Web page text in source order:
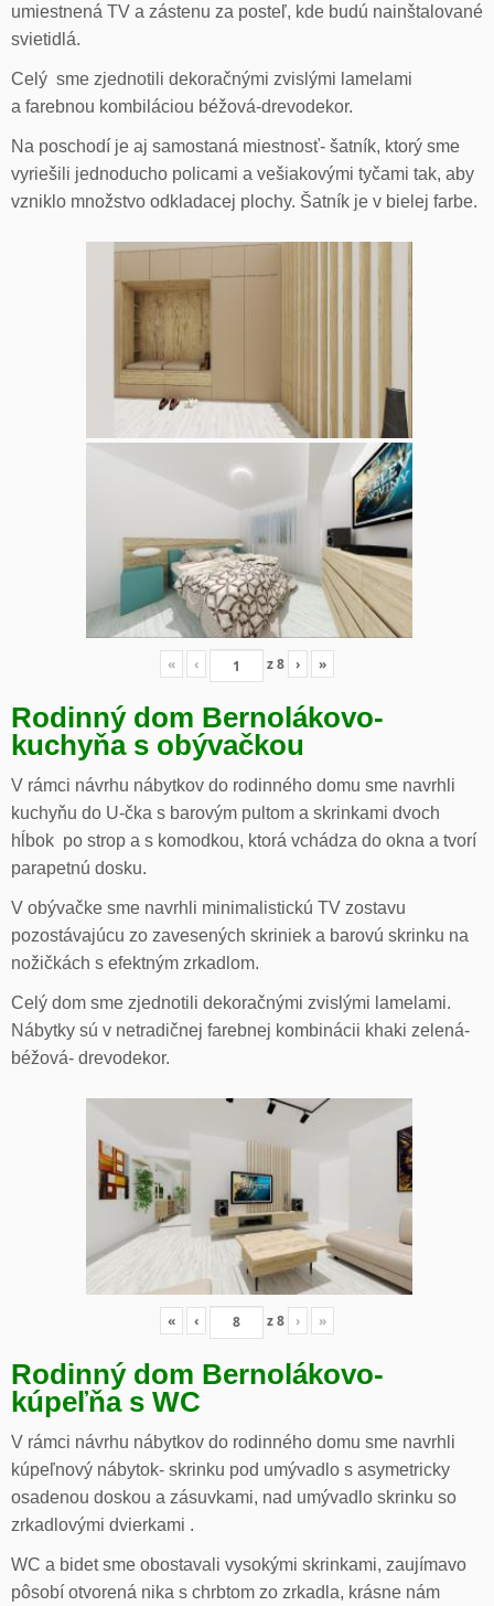
umiestnená TV a zástenu za posteľ, kde budú nainštalované
svietidlá.
Celý sme zjednotili dekoračnými zvislými lamelami
a farebnou kombiláciou béžová-drevodekor.
Na poschodí je aj samostaná miestnosť- šatník, ktorý sme
vyriešili jednoducho policami a vešiakovými tyčami tak, aby
vzniklo množstvo odkladacej plochy. Šatník je v bielej farbe.
« ‹ z8 › »
Rodinný dom Bernolákovo-
kuchyňa s obývačkou
V rámci návrhu nábytkov do rodinného domu sme navrhli
kuchyňu do U-čka s barovým pultom a skrinkami dvoch
hĺbok po strop a s komodkou, ktorá vchádza do okna a tvorí
parapetnú dosku.
V obývačke sme navrhli minimalistickú TV zostavu
pozostávajúcu zo zavesených skriniek a barovú skrinku na
nožičkách s efektným zrkadlom.
Celý dom sme zjednotili dekoračnými zvislými lamelami.
Nábytky sú v netradičnej farebnej kombinácii khaki zelená-
béžová- drevodekor.
« ‹ z8 › »
Rodinný dom Bernolákovo-
kúpeľňa s WC
V rámci návrhu nábytkov do rodinného domu sme navrhli
kúpeľnový nábytok- skrinku pod umývadlo s asymetricky
osadenou doskou a zásuvkami, nad umývadlo skrinku so
zrkadlovými dvierkami .
WC a bidet sme obostavali vysokými skrinkami, zaujímavo
pôsobí otvorená nika s chrbtom zo zrkadla, krásne nám